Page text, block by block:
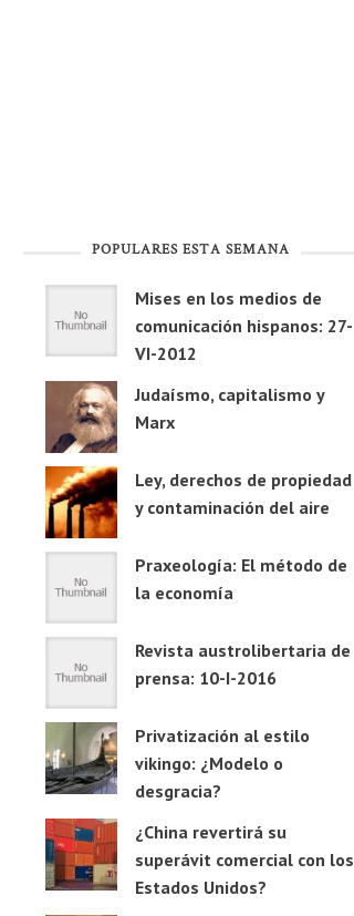
POPULARES ESTA SEMANA
Mises en los medios de
comunicación hispanos: 27-
VI-2012
Judaísmo, capitalismo y
Marx
Ley, derechos de propiedad
y contaminación del aire
Praxeología: El método de
la economía
Revista austrolibertaria de
prensa: 10-I-2016
Privatización al estilo
vikingo: ¿Modelo o
desgracia?
¿China revertirá su
superávit comercial con los
Estados Unidos?